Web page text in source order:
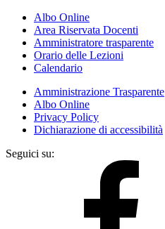
Albo Online
Area Riservata Docenti
Amministratore trasparente
Orario delle Lezioni
Calendario
Amministrazione Trasparente
Albo Online
Privacy Policy
Dichiarazione di accessibilità
Seguici su: